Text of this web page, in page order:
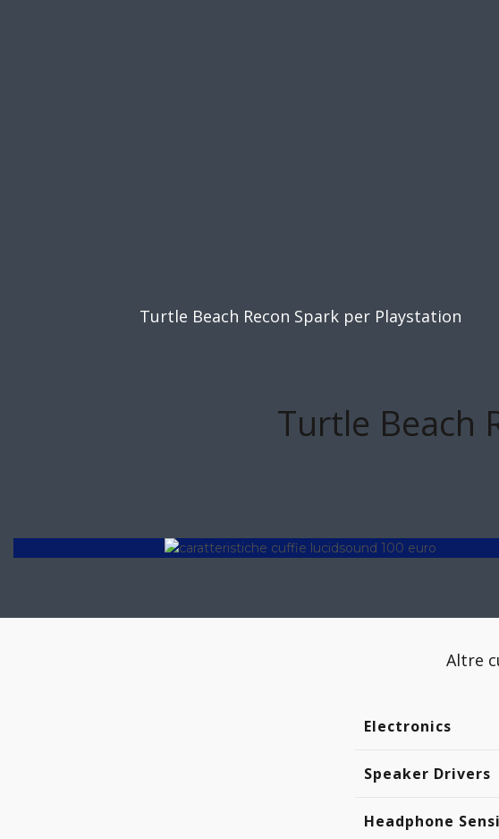
Turtle Beach Recon Spark per Playstation
Turtle Beach
Altre
Electronics
Speaker Drivers
Headphone